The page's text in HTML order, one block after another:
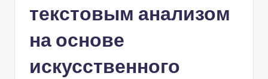
siтекстовым анализом
на основе
искусственного